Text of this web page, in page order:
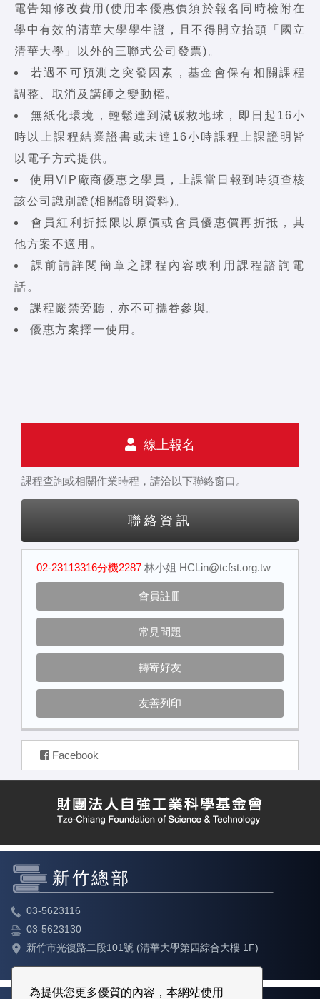
為提供您更多優質的內容，本網站使用
電告知修改費用(使用本優惠價須於報名同時檢附在
學中有效的清華大學學生證，且不得開立抬頭「國立
清華大學」以外的三聯式公司發票)。
若遇不可預測之突發因素，基金會保有相關課程
調整、取消及講師之變動權。
無紙化環境，輕鬆達到減碳救地球，即日起16小
時以上課程結業證書或未達16小時課程上課證明皆
以電子方式提供。
使用VIP廠商優惠之學員，上課當日報到時須查核
該公司識別證(相關證明資料)。
會員紅利折抵限以原價或會員優惠價再折抵，其
他方案不適用。
課前請詳閱簡章之課程內容或利用課程諮詢電
話。
課程嚴禁旁聽，亦不可攜眷參與。
優惠方案擇一使用。
線上報名
課程查詢或相關作業時程，請洽以下聯絡窗口。
聯絡資訊
02-23113316分機2287 林小姐 HCLin@tcfst.org.tw
會員註冊
常見問題
轉寄好友
友善列印
Facebook
新竹總部
03-5623116
03-5623130
新竹市光復路二段101號 (清華大學第四綜合大樓 1F)